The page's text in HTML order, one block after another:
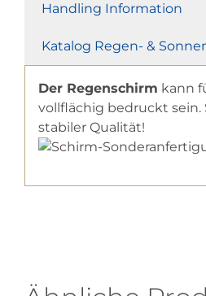
Handling Information
Katalog Regen- &
Der Regenschirm kann
vollflächig bedruckt sein.
stabiler Qualität!